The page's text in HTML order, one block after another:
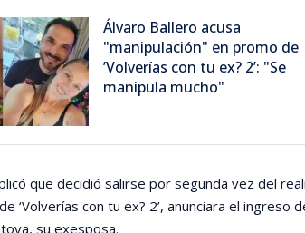
Álvaro Ballero acusa
"manipulación" en promo de
’Volverías con tu ex? 2’: "Se
manipula mucho"
que decidió salirse por segunda vez del
‘Volverías con tu ex? 2’, anunciara el ingreso
su exesposa.